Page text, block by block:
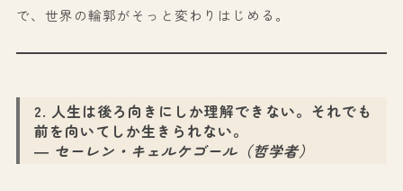
で、世界の輪郭がそっと変わりはじめる。
2. 人生は後ろ向きにしか理解できない。それでも
前を向いてしか生きられない。
― セーレン・キェルケゴール（哲学者）